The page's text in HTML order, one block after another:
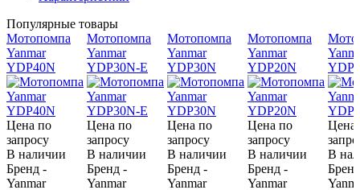
Популярные товары
Мотопомпа
Yanmar
YDP40N
Цена по
запросу
В наличии
Бренд -
Yanmar
Мотопомпа
Yanmar
YDP30N-E
Цена по
запросу
В наличии
Бренд -
Yanmar
Мотопомпа
Yanmar
YDP30N
Цена по
запросу
В наличии
Бренд -
Yanmar
Мотопомпа
Yanmar
YDP20N
Цена по
запросу
В наличии
Бренд -
Yanmar
Цена
В